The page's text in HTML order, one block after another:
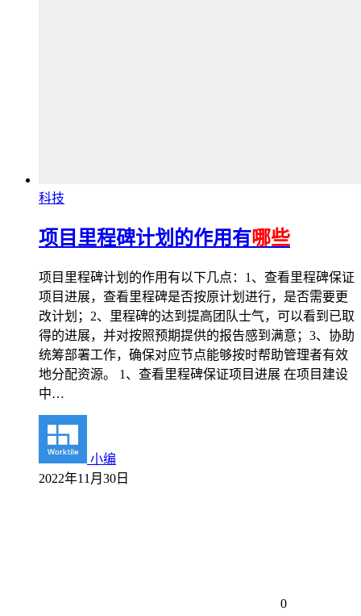
科技
项目里程碑计划的作用有哪些
项目里程碑计划的作用有以下几点：1、查看里程碑保证
项目进展，查看里程碑是否按原计划进行，是否需要更
改计划；2、里程碑的达到提高团队士气，可以看到已取
得的进展，并对按照预期提供的报告感到满意；3、协助
统筹部署工作，确保对应节点能够按时帮助管理者有效
地分配资源。 1、查看里程碑保证项目进展 在项目建设
中…
小编
2022年11月30日
0